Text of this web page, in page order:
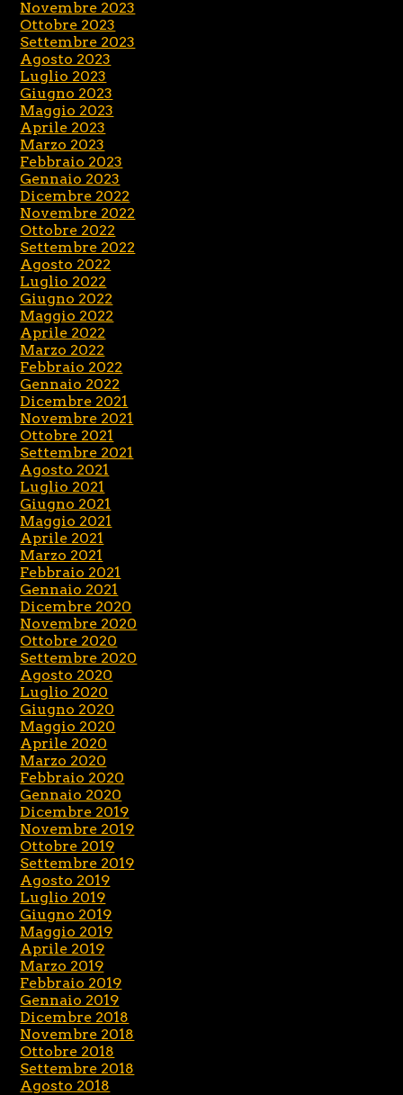
Novembre 2023
Ottobre 2023
Settembre 2023
Agosto 2023
Luglio 2023
Giugno 2023
Maggio 2023
Aprile 2023
Marzo 2023
Febbraio 2023
Gennaio 2023
Dicembre 2022
Novembre 2022
Ottobre 2022
Settembre 2022
Agosto 2022
Luglio 2022
Giugno 2022
Maggio 2022
Aprile 2022
Marzo 2022
Febbraio 2022
Gennaio 2022
Dicembre 2021
Novembre 2021
Ottobre 2021
Settembre 2021
Agosto 2021
Luglio 2021
Giugno 2021
Maggio 2021
Aprile 2021
Marzo 2021
Febbraio 2021
Gennaio 2021
Dicembre 2020
Novembre 2020
Ottobre 2020
Settembre 2020
Agosto 2020
Luglio 2020
Giugno 2020
Maggio 2020
Aprile 2020
Marzo 2020
Febbraio 2020
Gennaio 2020
Dicembre 2019
Novembre 2019
Ottobre 2019
Settembre 2019
Agosto 2019
Luglio 2019
Giugno 2019
Maggio 2019
Aprile 2019
Marzo 2019
Febbraio 2019
Gennaio 2019
Dicembre 2018
Novembre 2018
Ottobre 2018
Settembre 2018
Agosto 2018